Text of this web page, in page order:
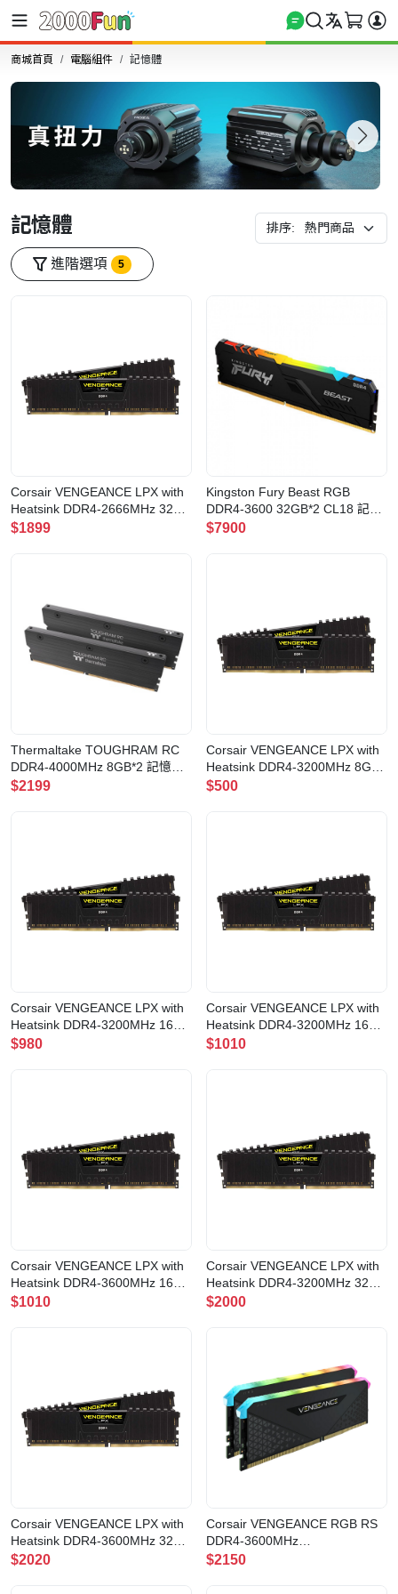
商城首頁 電腦組件 記憶體
記憶體 排序:
進階選項 5
Corsair VENGEANCE LPX with
Heatsink DDR4-2666MHz 32GB
(16GB x2) CL16
$1899
Kingston Fury Beast RGB
DDR4-3600 32GB*2 CL18 記憶
體(KF436C18BB2AK2/64)
$7900
Thermaltake TOUGHRAM RC
DDR4-4000MHz 8GB*2 記憶體
(RA24D408GX2-4000C19A)
$2199
Corsair VENGEANCE LPX with
Heatsink DDR4-3200MHz 8GB
(8GB x1) CL16
$500
Corsair VENGEANCE LPX with
Heatsink DDR4-3200MHz 16GB
(16GB x1) CL16
$980
Corsair VENGEANCE LPX with
Heatsink DDR4-3200MHz 16GB
(8GB x2) CL16
$1010
Corsair VENGEANCE LPX with
Heatsink DDR4-3600MHz 16GB
(8GB x2) CL18
$1010
Corsair VENGEANCE LPX with
Heatsink DDR4-3200MHz 32GB
(16GB x2) CL16
$2000
Corsair VENGEANCE LPX with
Heatsink DDR4-3600MHz 32GB
(16GB x2) CL18
$2020
Corsair VENGEANCE RGB RS
DDR4-3600MHz
32GB(2x16GB)
$2150